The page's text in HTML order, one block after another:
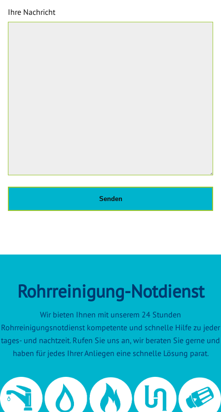
Ihre Nachricht
Rohrreinigung-Notdienst
Wir bieten Ihnen mit unserem 24 Stunden
Rohrreinigungsnotdienst kompetente und schnelle Hilfe zu jeder
tages- und nachtzeit. Rufen Sie uns an, wir beraten Sie gerne und
haben für jedes Ihrer Anliegen eine schnelle Lösung parat.